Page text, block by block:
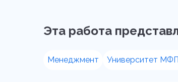
Эта работа
Менеджмент Университет